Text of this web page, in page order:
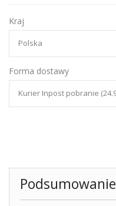
Kraj
Forma dostawy
Podsumowanie